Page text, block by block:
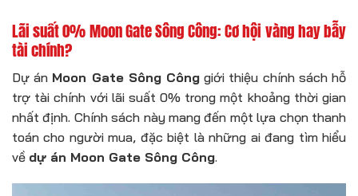
Lãi suất 0% Moon Gate Sông Công: Cơ hội vàng hay bẫy
tài chính?
Dự án Moon Gate Sông Công giới thiệu chính sách hỗ
trợ tài chính với lãi suất 0% trong một khoảng thời gian
nhất định. Chính sách này mang đến một lựa chọn thanh
toán cho người mua, đặc biệt là những ai đang tìm hiểu
về dự án Moon Gate Sông Công.